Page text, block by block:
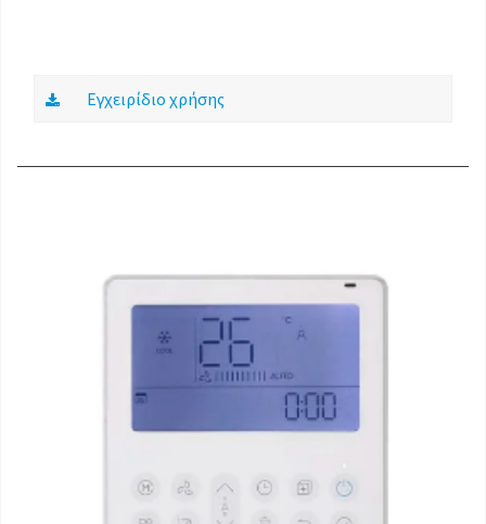
Εγχειρίδιο χρήσης